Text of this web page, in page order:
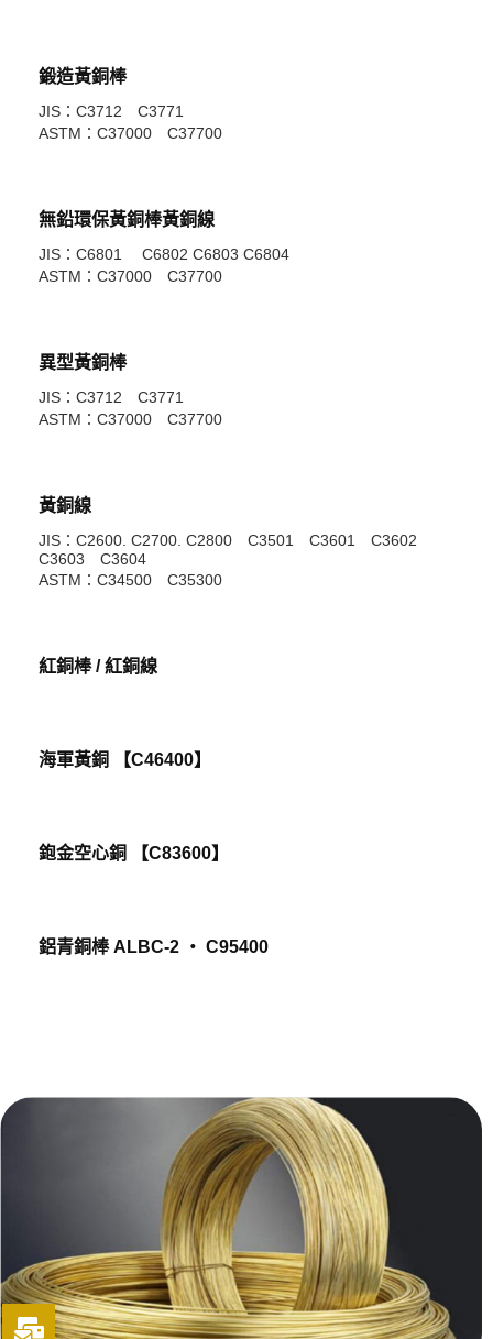
鍛造黃銅棒
JIS：C3712 C3771
ASTM：C37000 C37700
無鉛環保黃銅棒黃銅線
JIS：C6801 C6802 C6803 C6804
ASTM：C37000 C37700
異型黃銅棒
JIS：C3712 C3771
ASTM：C37000 C37700
黃銅線
JIS：C2600. C2700. C2800 C3501 C3601 C3602
C3603 C3604
ASTM：C34500 C35300
紅銅棒 / 紅銅線
海軍黃銅 【C46400】
鉋金空心銅 【C83600】
鋁青銅棒 ALBC-2 ‧ C95400